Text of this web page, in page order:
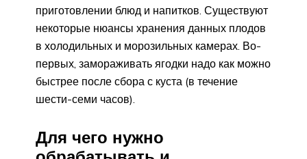
приготовлении блюд и напитков. Существуют
некоторые нюансы хранения данных плодов
в холодильных и морозильных камерах. Во-
первых, замораживать ягодки надо как можно
быстрее после сбора с куста (в течение
шести-семи часов).
Для чего нужно